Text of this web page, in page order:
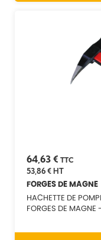
64,63 € TTC
53,86 €HT
FORGES DE MAGNE
HACHETTE DE
FORGES DE